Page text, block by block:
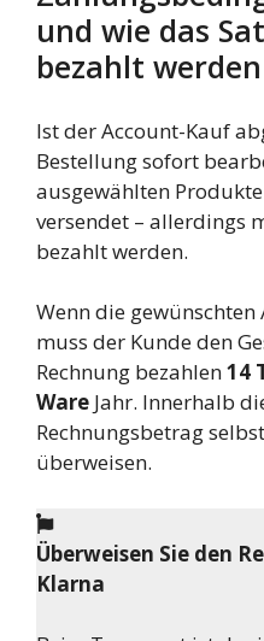
und wie das
bezahlt
Ist der Account-Kauf
Bestellung sofort
ausgewählten
versendet – allerdings
bezahlt werden.
Wenn die
muss der Kunde den
Rechnung bezahlen14
Ware Jahr. Innerhalb
Rechnungsbetrag
überweisen.
Überweisen Sie den
Klarna